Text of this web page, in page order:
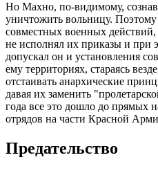
Но Махно, по-видимому,
уничтожить вольницу.
совместных военных
не исполнял их приказы и при
допускал он и установления
ему территориях, стараясь
отстаивать анархические
давая их заменить
года все это дошло до прямых
отрядов на части Красной
Предательство